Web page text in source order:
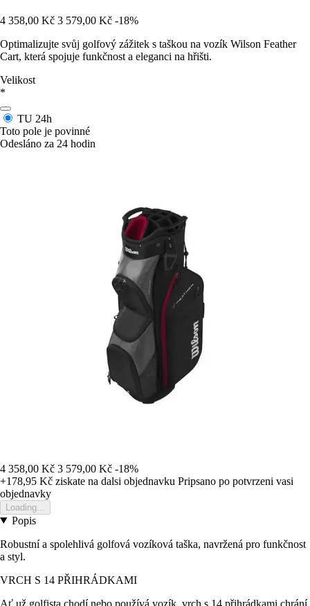
4 358,00 Kč 3 579,00 Kč -18%
Optimalizujte svůj golfový zážitek s taškou na vozík Wilson Feather
Cart, která spojuje funkčnost a eleganci na hřišti.
Velikost
*
TU 24h
Toto pole je povinné
Odesláno za 24 hodin
4 358,00 Kč 3 579,00 Kč -18%
+178,95 Kč ziskate na dalsi objednavku Pripsano po potvrzeni vasi
objednavky
Loading...
Popis
Robustní a spolehlivá golfová vozíková taška, navržená pro funkčnost
a styl.
VRCH S 14 PŘIHRÁDKAMI
Ať už golfista chodí nebo používá vozík, vrch s 14 přihrádkami chrání